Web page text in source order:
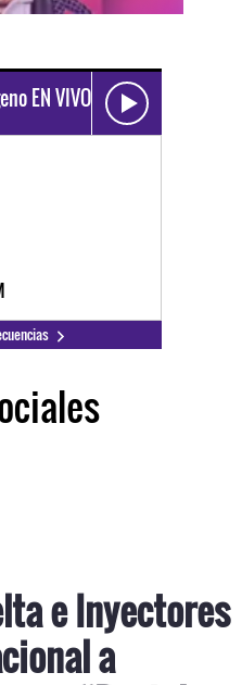
EN VIVO
e Inyectores
a